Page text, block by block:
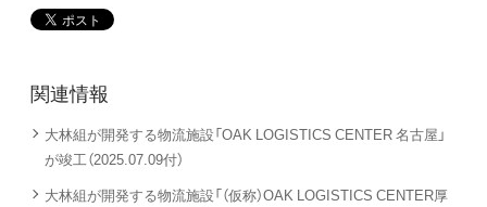
関連情報
大林組が開発する物流施設「OAK LOGISTICS CENTER 名古屋」
が竣工（2025.07.09付）
大林組が開発する物流施設「（仮称）OAK LOGISTICS CENTER厚